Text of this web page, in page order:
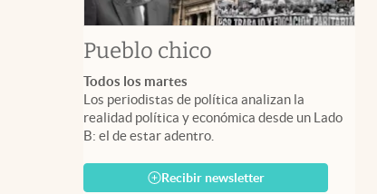
Pueblo chico
Todos los martes
Los periodistas de política analizan la
realidad política y económica desde un Lado
B: el de estar adentro.
Recibir newsletter